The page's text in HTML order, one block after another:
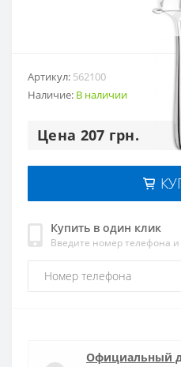
Артикул: 562100
Наличие: В наличии
Цена 207 грн.
Купить в один клик
Введите номер телефона
Официальный